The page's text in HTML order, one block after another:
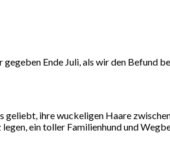
Ende Juli, als wir den Befund
geliebt, ihre wuckeligen Haare
ein toller Familienhund und